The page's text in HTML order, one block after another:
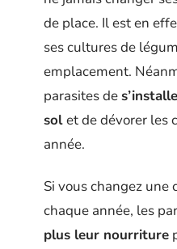
de place. Il est en
ses cultures de
emplacement.
parasites de
solet de dévorer les
année.
Si vous changez une
chaque année, les
plus leur nourriture